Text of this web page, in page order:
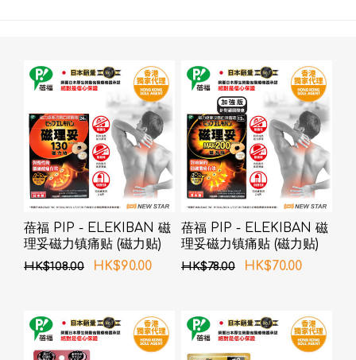
蓓福 PIP - ELEKIBAN 磁
理妥磁力镇痛贴 (磁力贴)
130MT 24粒
HK$108.00 HK$90.00
蓓福 PIP - ELEKIBAN 磁
理妥磁力镇痛贴 (磁力贴)
200MT 12粒
HK$78.00 HK$70.00